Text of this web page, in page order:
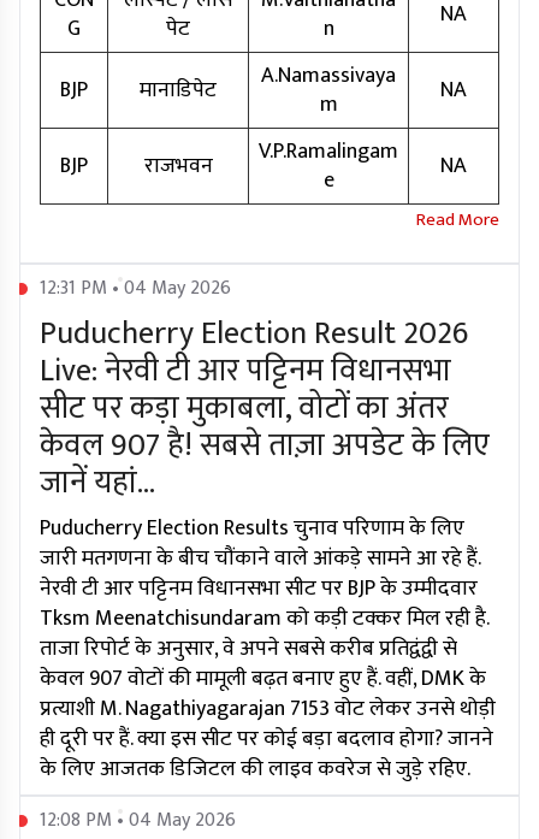
G
पेट
n
NA
BJP मानाडिपेट
A.Namassivaya
m
NA
BJP राजभवन
V.P.Ramalingam
e
NA
12:31 PM • 04 May 2026
Puducherry Election Result 2026
Live: नेरवी टी आर पट्टिनम विधानसभा
सीट पर कड़ा मुकाबला, वोटों का अंतर
केवल 907 है! सबसे ताज़ा अपडेट के लिए
जानें यहां...
Puducherry Election Results चुनाव परिणाम के लिए
जारी मतगणना के बीच चौंकाने वाले आंकड़े सामने आ रहे हैं.
नेरवी टी आर पट्टिनम विधानसभा सीट पर BJP के उम्मीदवार
Tksm Meenatchisundaram को कड़ी टक्कर मिल रही है.
ताजा रिपोर्ट के अनुसार, वे अपने सबसे करीब प्रतिद्वंद्वी से
केवल 907 वोटों की मामूली बढ़त बनाए हुए हैं. वहीं, DMK के
प्रत्याशी M. Nagathiyagarajan 7153 वोट लेकर उनसे थोड़ी
ही दूरी पर हैं. क्या इस सीट पर कोई बड़ा बदलाव होगा? जानने
के लिए आजतक डिजिटल की लाइव कवरेज से जुड़े रहिए.
12:08 PM • 04 May 2026